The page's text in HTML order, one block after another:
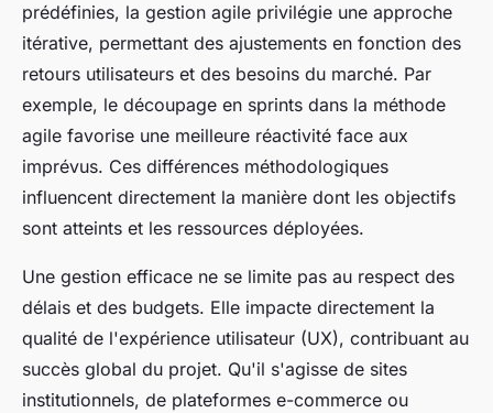
prédéfinies, la gestion agile privilégie une approche
itérative, permettant des ajustements en fonction des
retours utilisateurs et des besoins du marché. Par
exemple, le découpage en sprints dans la méthode
agile favorise une meilleure réactivité face aux
imprévus. Ces différences méthodologiques
influencent directement la manière dont les objectifs
sont atteints et les ressources déployées.
Une gestion efficace ne se limite pas au respect des
délais et des budgets. Elle impacte directement la
qualité de l'expérience utilisateur (UX), contribuant au
succès global du projet. Qu'il s'agisse de sites
institutionnels, de plateformes e-commerce ou